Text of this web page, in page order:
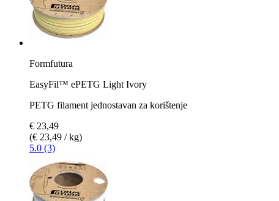
Formfutura
EasyFil™ ePETG Light Ivory
PETG filament jednostavan za korištenje
€ 23,49
(€ 23,49 / kg)
5.0 (3)